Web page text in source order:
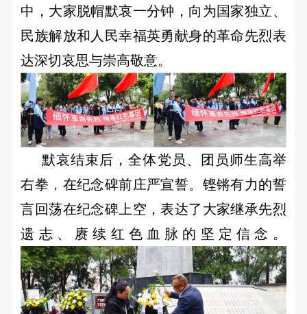
中
心
联
系
我
们
留
学
校
企
合
作
作
交
流
就
业
之
在
线
报
名
招
中，大家脱帽默哀一分钟，向为国家独立、
民族解放和人民幸福英勇献身的革命先烈表
达深切哀思与崇高敬意。
默哀结束后，全体党员、团员师生高举
右拳，在纪念碑前庄严宣誓。铿锵有力的誓
言回荡在纪念碑上空，表达了大家继承先烈
遗志、赓续红色血脉的坚定信念。